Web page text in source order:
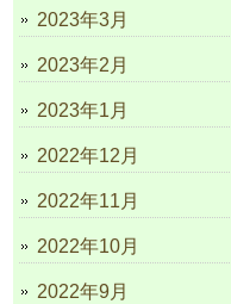
2023年3月
2023年2月
2023年1月
2022年12月
2022年11月
2022年10月
2022年9月